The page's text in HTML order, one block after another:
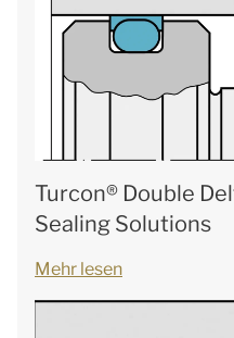
Turcon® Double
Sealing Solutions
Mehr lesen